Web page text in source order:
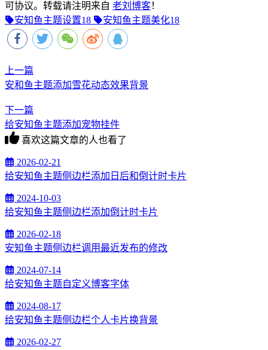
可协议。转载请注明来自 老刘博客！
安知鱼主题设置18 安知鱼主题美化18
上一篇
安和鱼主题添加雪花动态效果背景
下一篇
给安知鱼主题添加宠物挂件
喜欢这篇文章的人也看了
2026-02-21
给安知鱼主题侧边栏添加日后和倒计时卡片
2024-10-03
给安知鱼主题侧边栏添加倒计时卡片
2026-02-18
安知鱼主题侧边栏调用最近发布的修改
2024-07-14
给安知鱼主题自定义博客字体
2024-08-17
给安知鱼主题侧边栏个人卡片换背景
2026-02-27